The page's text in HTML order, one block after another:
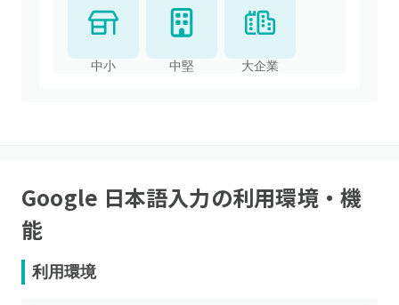
中小 中堅 大企業
Google 日本語入力の利用環境・機
能
利用環境